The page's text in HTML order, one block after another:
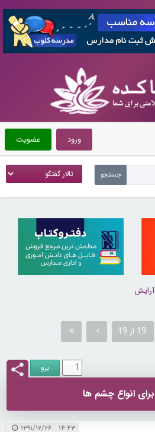
عضویت ورود
آرایش
19 از 19
انواع چشم ها
۱۴:۴۳ ۱۳۹۱/۱۲/۲۶